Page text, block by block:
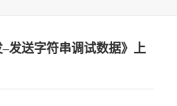
发送字符串调试数据》上